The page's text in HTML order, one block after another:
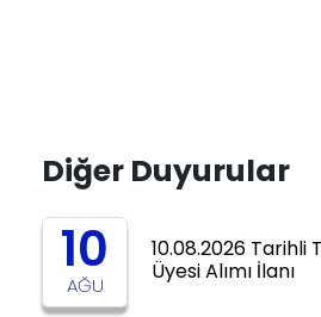
Diğer Duyurular
10
AĞU
10.08.2026 Tarihli
Üyesi Alımı İlanı